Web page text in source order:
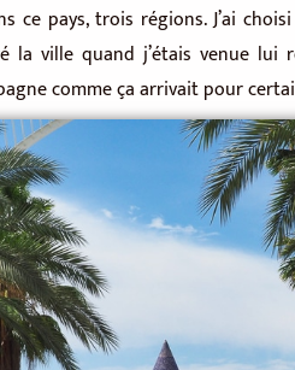
pays, trois régions. J’ai
la ville quand j’étais venue
comme ça arrivait pour